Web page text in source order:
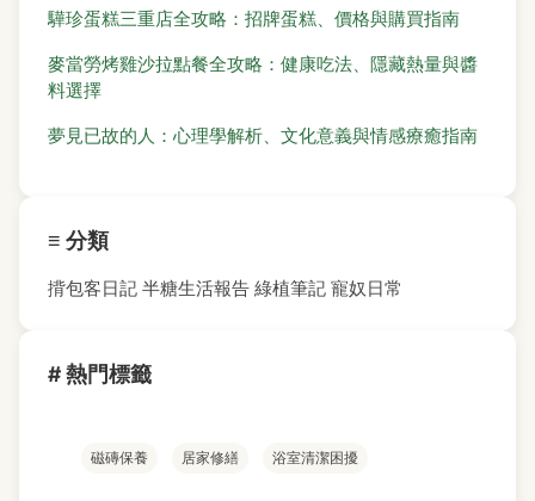
驊珍蛋糕三重店全攻略：招牌蛋糕、價格與購買指南
麥當勞烤雞沙拉點餐全攻略：健康吃法、隱藏熱量與醬
料選擇
夢見已故的人：心理學解析、文化意義與情感療癒指南
≡ 分類
揹包客日記 半糖生活報告 綠植筆記 寵奴日常
# 熱門標籤
磁磚保養 居家修繕 浴室清潔困擾